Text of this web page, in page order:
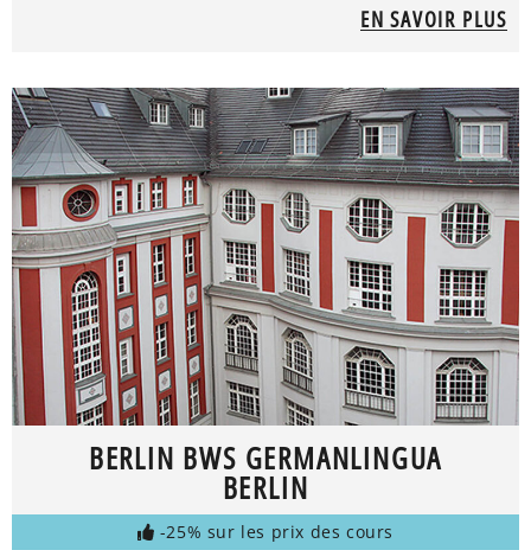
EN SAVOIR PLUS
BERLIN BWS GERMANLINGUA
BERLIN
-25% sur les prix des cours